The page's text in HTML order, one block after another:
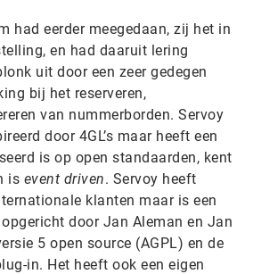
had eerder meegedaan, zij het in
en had daaruit lering
uit door een zeer gedegen
bij het reserveren,
van nummerborden. Servoy
door 4GL’s maar heeft een
is op open standaarden, kent
is event driven. Servoy heeft
klanten maar is een
door Jan Aleman en Jan
5 open source (AGPL) en de
in. Het heeft ook een eigen